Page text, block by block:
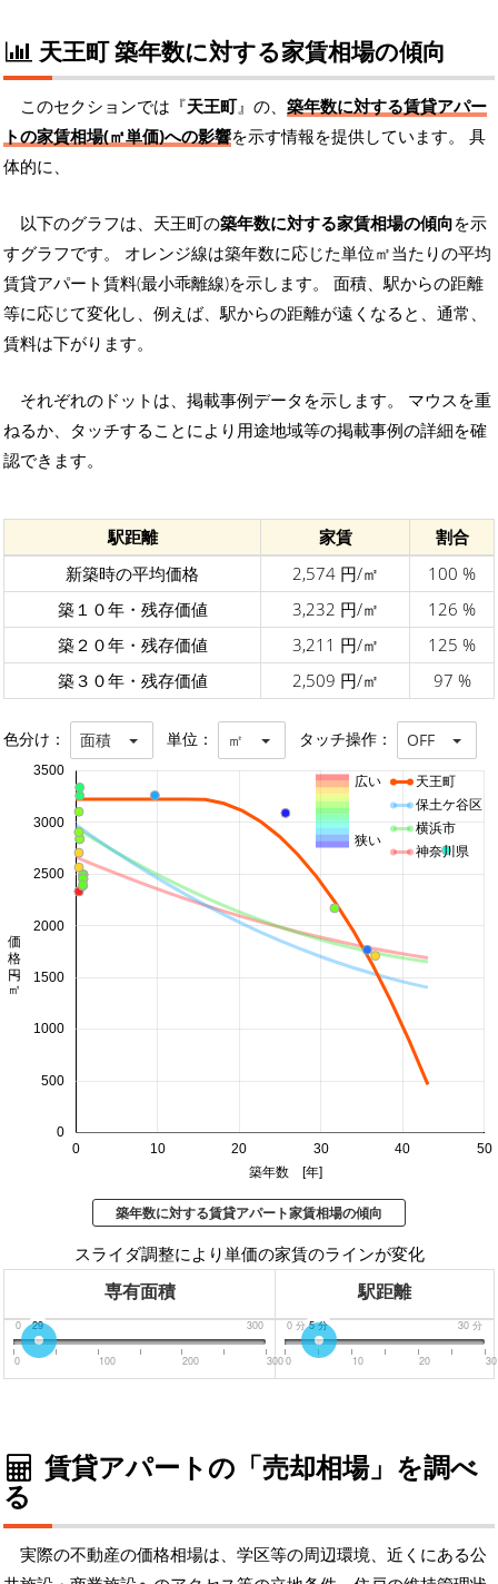
天王町 築年数に対する家賃相場の傾向
このセクションでは『天王町』の、 築年数に対する賃貸アパー
トの家賃相場(㎡単価)への影響を示す情報を提供しています。 具
体的に、
以下のグラフは、天王町の築年数に対する家賃相場の傾向を示
すグラフです。 オレンジ線は築年数に応じた単位㎡当たりの平均
賃貸アパート賃料(最小乖離線)を示します。 面積、駅からの距離
等に応じて変化し、例えば、駅からの距離が遠くなると、通常、
賃料は下がります。
それぞれのドットは、掲載事例データを示します。 マウスを重
ねるか、タッチすることにより用途地域等の掲載事例の詳細を確
認できます。
駅距離 家賃
割合
新築時の平均価格
2,574 円/㎡
100 %
築１０年・残存価値
3,232 円/㎡
126 %
築２０年・残存価値
3,211 円/㎡
125 %
築３０年・残存価値
2,509 円/㎡ 97 %
色分け： 面積 単位： ㎡ タッチ操作： OFF
0 10 20 30 40 50
0
500
1000
1500
2000
2500
3000
3500
築年数 [年]
価格 円/㎡
天王町
保土ケ谷区
横浜市
神奈川県
広い
狭い
築年数に対する賃貸アパート家賃相場の傾向
スライダ調整により単価の家賃のラインが変化
専有面積 駅距離
0 300
29
0 100 200 300
0 分 30 分
5分
0 10 20 30
賃貸アパートの「売却相場」を調べ
る
実際の不動産の価格相場は、学区等の周辺環境、近くにある公